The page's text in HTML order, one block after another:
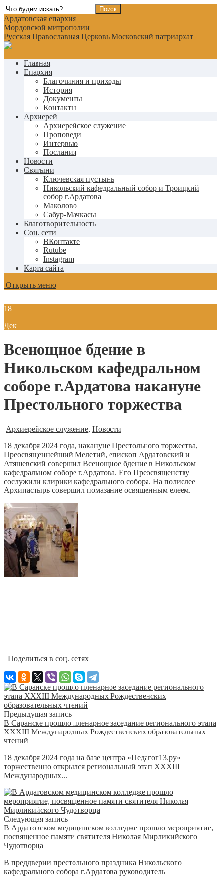
Ардатовская епархия
Мордовской митрополии
Русская Православная Церковь Московский патриархат
Главная
Епархия
Благочиния и приходы
История
Документы
Контакты
Архиерей
Архиерейское служение
Проповеди
Интервью
Послания
Новости
Святыни
Ключевская пустынь
Никольский кафедральный собор и Троицкий
собор г.Ардатова
Маколово
Сабур-Мачкасы
Благотворительность
Соц. сети
ВКонтакте
Rutube
Instagram
Карта сайта
Открыть меню
18
Дек
Всенощное бдение в
Никольском кафедральном
соборе г.Ардатова накануне
Престольного торжества
Архиерейское служение, Новости
18 декабря 2024 года, накануне Престольного торжества,
Преосвященнейший Мелетий, епископ Ардатовский и
Атяшевский совершил Всенощное бдение в Никольском
кафедральном соборе г.Ардатова. Его Преосвященству
сослужили клирики кафедрального собора. На полиелее
Архипастырь совершил помазание освященным елеем.
Поделиться в соц. сетях
Предыдущая запись
В Саранске прошло пленарное заседание регионального этапа
XXXIII Международных Рождественских образовательных
чтений
18 декабря 2024 года на базе центра «Педагог13.ру»
торжественно открылся региональный этап XXXIII
Международных...
Следующая запись
В Ардатовском медицинском колледже прошло мероприятие,
посвященное памяти святителя Николая Мирликийского
Чудотворца
В преддверии престольного праздника Никольского
кафедрального собора г.Ардатова руководитель